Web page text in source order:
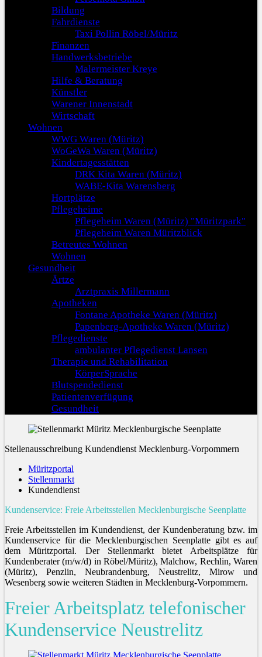
Bildung
Fahrdienste
Taxi Pollin Röbel/Müritz
Finanzen
Handwerksbetriebe
Malermeister Kreye
Hilfe & Beratung
Künstler
Warener Innenstadt
Wirtschaft
Wohnen
WWG Waren (Müritz)
WoGeWa Waren (Müritz)
Kindertagesstätten
DRK Kita Waren (Müritz)
WABE-Kita Warensberg
Hortplätze
Pflegeheime
Pflegeheim Waren (Müritz) "Müritzpark"
Pflegeheim Waren Müritzblick
Betreutes Wohnen
Wohnen
Gesundheit
Ärtze
Arztpraxis Millermann
Apotheken
Fontane Apotheke Waren (Müritz)
Papenberg-Apotheke Waren (Müritz)
Pflegedienste
ambulanter Pflegedienst Lansen
Therapie und Rehabilitation
KörperSprache
Blutspendedienst
Patientenverfügung
Gesundheit
Stellenausschreibung Kundendienst Mecklenburg-Vorpommern
Müritzportal
Stellenmarkt
Kundendienst
Kundenservice: Freie Arbeitsstellen Mecklenburgische Seenplatte
Freie Arbeitsstellen im Kundendienst, der Kundenberatung bzw. im
Kundenservice für die Mecklenburgischen Seenplatte gibt es auf
dem Müritzportal. Der Stellenmarkt bietet Arbeitsplätze für
Kundenberater (m/w/d) in Röbel/Müritz), Malchow, Rechlin, Waren
(Müritz), Penzlin, Neubrandenburg, Neustrelitz, Mirow und
Wesenberg sowie weiteren Städten in Mecklenburg-Vorpommern.
Freier Arbeitsplatz telefonischer
Kundenservice Neustrelitz